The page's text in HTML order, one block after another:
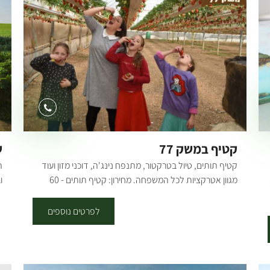
במטרה להעסיק בני נוער במצבי סיכון ולסייע להם בפיתוח
תחושת המסוגלות דרך עבודת הכפיים. שילוב של עבודה
ואמונה. משך הפעילות כשעתיים. ימים ושעות פתיחה - א'-ו'.
נדרשת הרשמה מראש.[gallery
ids="29775,29777,29779,29781,29785,29787"]
קטיף במשק 77
קטיף תותים, טיול בטרקטור, מתנפח נינג'ה, דוכני מזון ועוד
מגוון אטרקציות לכל המשפחה. מחירון: קטיף תותים - 60
לפרטים נוספים